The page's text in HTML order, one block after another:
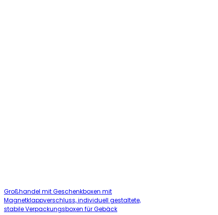
Großhandel mit Geschenkboxen mit
Magnetklappverschluss, individuell gestaltete,
stabile Verpackungsboxen für Gebäck